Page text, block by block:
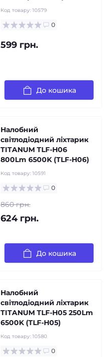
Код товару: 10579
0
599 грн.
До кошика
Налобний
світлодіодний ліхтарик
TITANUM TLF-H06
800Lm 6500K (TLF-H06)
Код товару: 10591
0
860 грн.
624 грн.
До кошика
Налобний
світлодіодний ліхтарик
TITANUM TLF-H05 250Lm
6500K (TLF-H05)
Код товару: 10580
0